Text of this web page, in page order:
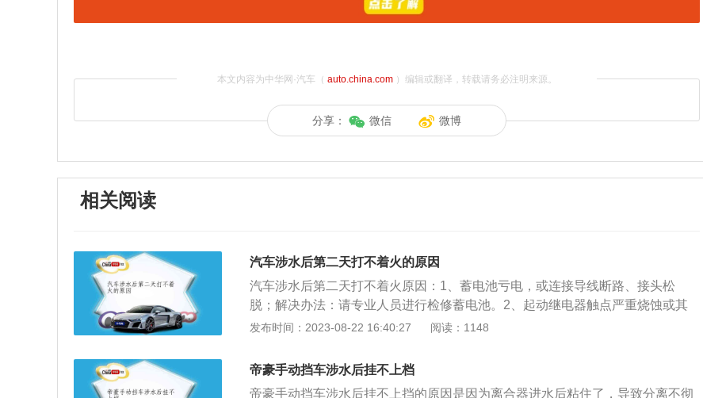
本文内容为中华网·汽车（ auto.china.com）编辑或翻译，转载请务必注明来源。
分享： 微信 微博
相关阅读
汽车涉水后第二天打不着火的原因
汽车涉水后第二天打不着火原因：1、蓄电池亏电，或连接导线断路、接头松
脱；解决办法：请专业人员进行检修蓄电池。2、起动继电器触点严重烧蚀或其
线圈断路；解决办法：请专业人员进行检修起动继电器。3、起动机电磁开关的
关。4、起动机直流电动机内部绕组断路或短路；解决办法：请专业人员进行检
修起动机直流电动机。5、起动机电枢轴弯曲，轴与轴承间隙过紧起动机电磁开
发布时间：2023-08-22 16:40:27 阅读：1148
帝豪手动挡车涉水后挂不上档
帝豪手动挡车涉水后挂不上挡的原因是因为离合器进水后粘住了，导致分离不彻